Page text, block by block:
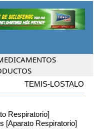
TEMIS-LOSTALO
Respiratorio]
[Aparato Respiratorio]